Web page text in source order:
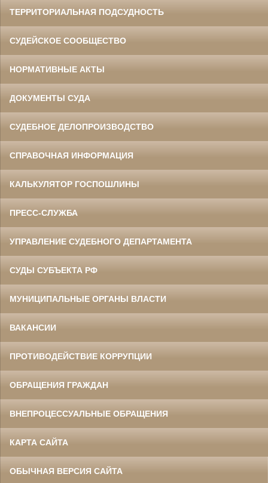
ТЕРРИТОРИАЛЬНАЯ ПОДСУДНОСТЬ
СУДЕЙСКОЕ СООБЩЕСТВО
НОРМАТИВНЫЕ АКТЫ
ДОКУМЕНТЫ СУДА
СУДЕБНОЕ ДЕЛОПРОИЗВОДСТВО
СПРАВОЧНАЯ ИНФОРМАЦИЯ
КАЛЬКУЛЯТОР ГОСПОШЛИНЫ
ПРЕСС-СЛУЖБА
УПРАВЛЕНИЕ СУДЕБНОГО ДЕПАРТАМЕНТА
СУДЫ СУБЪЕКТА РФ
МУНИЦИПАЛЬНЫЕ ОРГАНЫ ВЛАСТИ
ВАКАНСИИ
ПРОТИВОДЕЙСТВИЕ КОРРУПЦИИ
ОБРАЩЕНИЯ ГРАЖДАН
ВНЕПРОЦЕССУАЛЬНЫЕ ОБРАЩЕНИЯ
КАРТА САЙТА
ОБЫЧНАЯ ВЕРСИЯ САЙТА